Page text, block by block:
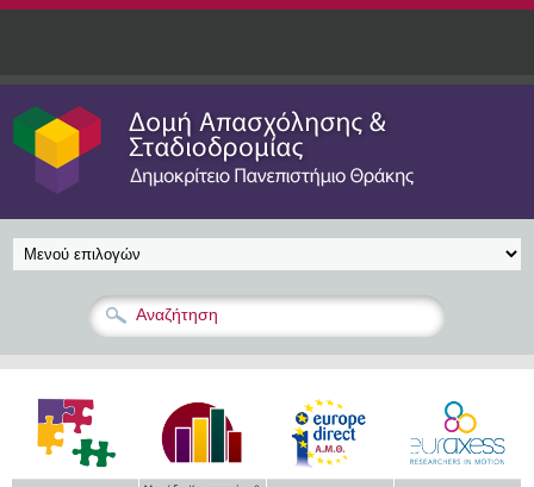
Παράκαμψη προς το κυρίως περιεχόμενο